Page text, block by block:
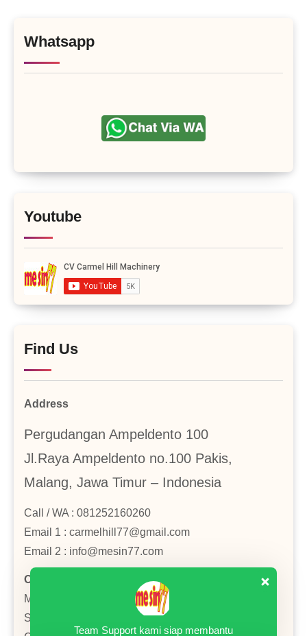
Whatsapp
Youtube
Find Us
Address
Pergudangan Ampeldento 100
Jl.Raya Ampeldento no.100 Pakis,
Malang, Jawa Timur – Indonesia
Call / WA : 081252160260
Email 1 : carmelhill77@gmail.com
Email 2 : info@mesin77.com
Operational Hours
Monday–Friday: 8:00AM–4:00PM
Saturday : 8:00AM–2:00PM
Team Support kami siap membantu